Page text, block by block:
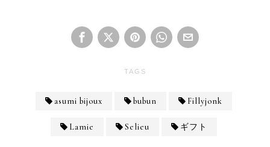
TAGS
asumi bijoux bubun Fillyjonk
Lamie Selieu ギフト